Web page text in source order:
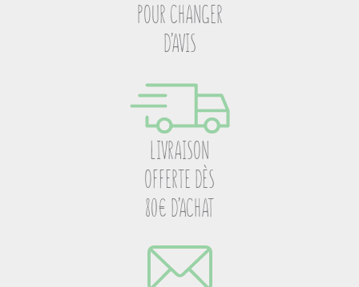
POUR CHANGER
D’AVIS
LIVRAISON
OFFERTE DÈS
80€ D’ACHAT